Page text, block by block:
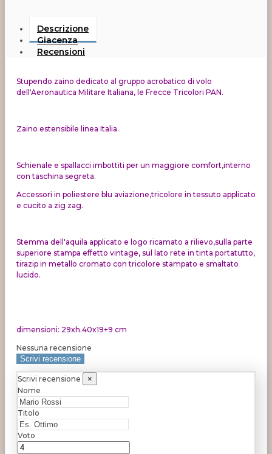
Descrizione
Giacenza
Recensioni
Stupendo zaino dedicato al gruppo acrobatico di volo
dell'Aeronautica Militare Italiana, le Frecce Tricolori PAN.
Zaino estensibile linea Italia.
Schienale e spallacci imbottiti per un maggiore comfort,interno
con taschina segreta.
Accessori in poliestere blu aviazione,tricolore in tessuto applicato
e cucito a zig zag.
Stemma dell'aquila applicato e logo ricamato a rilievo,sulla parte
superiore stampa effetto vintage, sul lato rete in tinta portatutto,
tirazip in metallo cromato con tricolore stampato e smaltato
lucido.
dimensioni: 29xh.40x19+9 cm
Nessuna recensione
Scrivi recensione
Scrivi recensione
×
Nome
Titolo
Voto